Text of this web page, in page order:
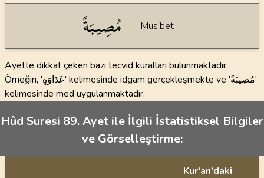
مُصِيبَةً Musibet
Ayette dikkat çeken bazı tecvid kuralları bulunmaktadır.
Örneğin, 'عَدَاوَةٍ' kelimesinde idgam gerçekleşmekte ve 'مُصِيبَةً'
kelimesinde med uygulanmaktadır.
Hûd Suresi 89. Ayet ile İlgili İstatistiksel Bilgiler
ve Görselleştirme:
Kur'an'daki